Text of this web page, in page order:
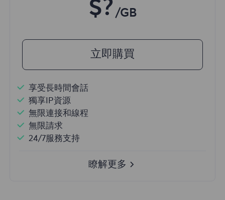
$? /GB
立即購買
享受長時間會話
獨享IP資源
無限連接和線程
無限請求
24/7服務支持
瞭解更多